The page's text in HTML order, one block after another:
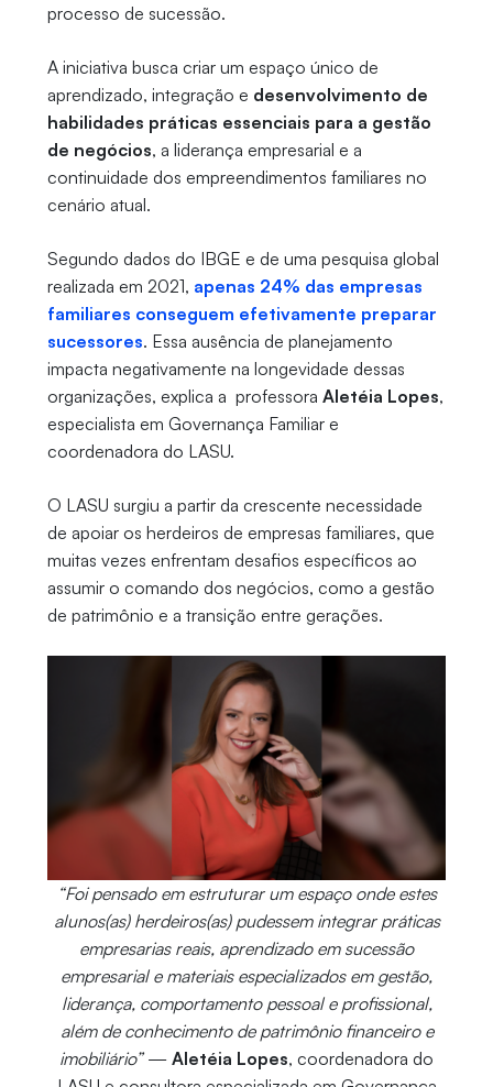
processo de sucessão.
A iniciativa busca criar um espaço único de
aprendizado, integração e desenvolvimento de
habilidades práticas essenciais para a gestão
de negócios, a liderança empresarial e a
continuidade dos empreendimentos familiares no
cenário atual.
Segundo dados do IBGE e de uma pesquisa global
realizada em 2021, apenas 24% das empresas
familiares conseguem efetivamente preparar
sucessores. Essa ausência de planejamento
impacta negativamente na longevidade dessas
organizações, explica a professora Aletéia Lopes,
especialista em Governança Familiar e
coordenadora do LASU.
O LASU surgiu a partir da crescente necessidade
de apoiar os herdeiros de empresas familiares, que
muitas vezes enfrentam desafios específicos ao
assumir o comando dos negócios, como a gestão
de patrimônio e a transição entre gerações.
“Foi pensado em estruturar um espaço onde estes
alunos(as) herdeiros(as) pudessem integrar práticas
empresarias reais, aprendizado em sucessão
empresarial e materiais especializados em gestão,
liderança, comportamento pessoal e profissional,
além de conhecimento de patrimônio financeiro e
imobiliário”— Aletéia Lopes, coordenadora do